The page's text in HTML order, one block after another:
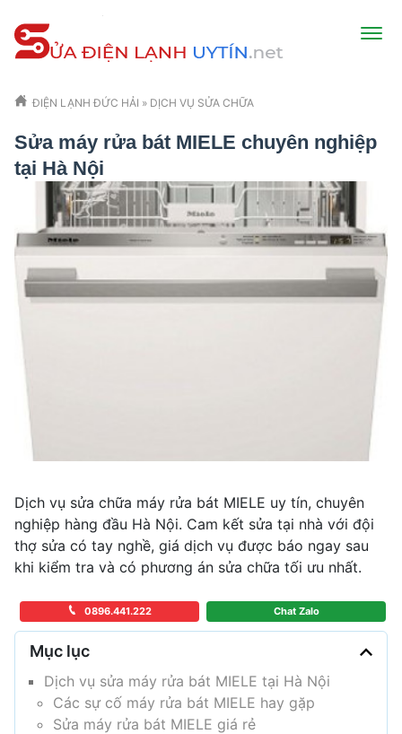
ĐIỆN LẠNH ĐỨC HẢI » DỊCH VỤ SỬA CHỮA
Sửa máy rửa bát MIELE chuyên nghiệp
tại Hà Nội
Dịch vụ sửa chữa máy rửa bát MIELE uy tín, chuyên
nghiệp hàng đầu Hà Nội. Cam kết sửa tại nhà với đội
thợ sửa có tay nghề, giá dịch vụ được báo ngay sau
khi kiểm tra và có phương án sửa chữa tối ưu nhất.
Chat Zalo
0896.441.222
Mục lục
Dịch vụ sửa máy rửa bát MIELE tại Hà Nội
Các sự cố máy rửa bát MIELE hay gặp
Sửa máy rửa bát MIELE giá rẻ